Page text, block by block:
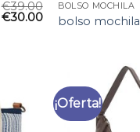
€39.00
€30.00
BOLSO MOCHILA
bolso mochila
¡Oferta!